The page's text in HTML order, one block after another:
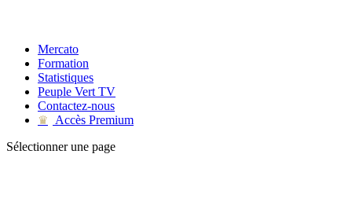
Mercato
Formation
Statistiques
Peuple Vert TV
Contactez-nous
♛
Accès Premium
Sélectionner une page